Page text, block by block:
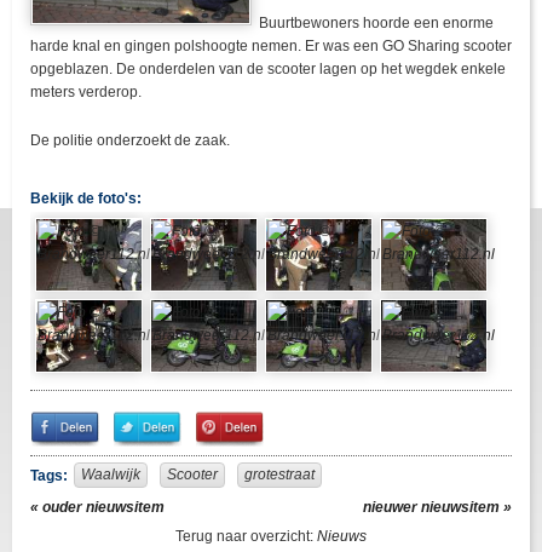
Buurtbewoners hoorde een enorme
harde knal en gingen polshoogte nemen. Er was een GO Sharing scooter
opgeblazen. De onderdelen van de scooter lagen op het wegdek enkele
meters verderop.
De politie onderzoekt de zaak.
Bekijk de foto's:
Share
on
Facebook
Share
on
Twitter
Pin
It!
Tags: Waalwijk Scooter
grotestraat
« ouder nieuwsitem
nieuwer nieuwsitem »
Terug naar overzicht: Nieuws